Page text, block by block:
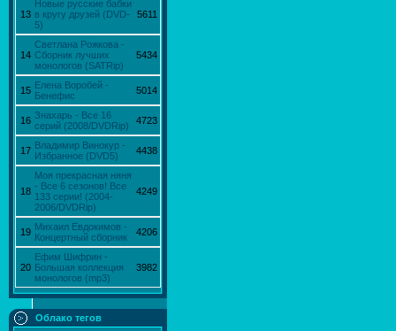
13
Новые русские бабки
в кругу друзей (DVD-
5)
5611
14
Светлана Рожкова -
Сборник лучших
монологов (SATRip)
5434
15 Елена Воробей -
Бенефис
5014
16 Знахарь - Все 16
серий (2008/DVDRip)
4723
17 Владимир Винокур -
Избранное (DVD5)
4438
18
Моя прекрасная няня
- Все 6 сезонов! Все
133 серии! (2004-
2006/DVDRip)
4249
19 Михаил Евдокимов -
Концертный сборник
4206
20
Ефим Шифрин -
Большая коллекция
монологов (mp3)
3982
Облако тегов